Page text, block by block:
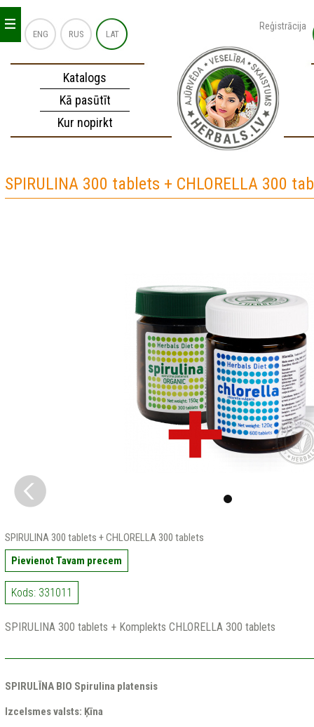
ENG RUS LAT
Reģistrācija
Katalogs
Kā pasūtīt
Kur nopirkt
_
_
_
SPIRULINA 300 tablets + CHLORELLA 300
SPIRULINA 300 tablets + CHLORELLA 300 tablets
Pievienot Tavam precem
Kods: 331011
SPIRULINA 300 tablets + Komplekts CHLORELLA 300 tablets
SPIRULĪNA BIO Spirulina platensis
Izcelsmes valsts: Ķīna